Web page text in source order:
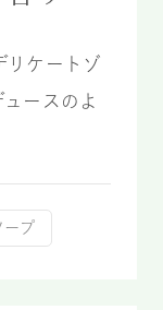
リケートゾ
ースのよ
ープ